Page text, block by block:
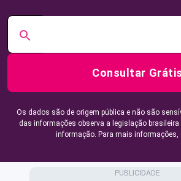
Consultar Grátis
Os dados são de origem pública e não são
das informações observa a legislação brasileira
informação. Para mais informações,